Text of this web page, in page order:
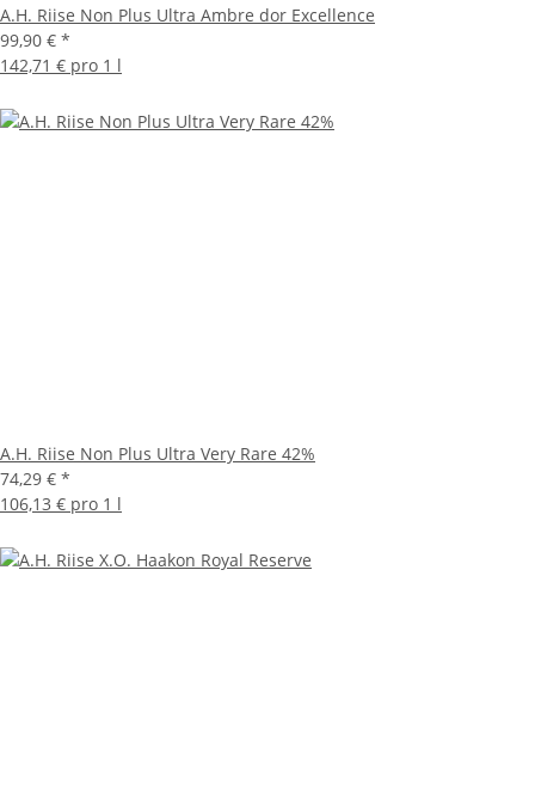
A.H. Riise Non Plus Ultra Ambre dor Excellence
99,90 € *
142,71 € pro 1 l
A.H. Riise Non Plus Ultra Very Rare 42%
74,29 € *
106,13 € pro 1 l